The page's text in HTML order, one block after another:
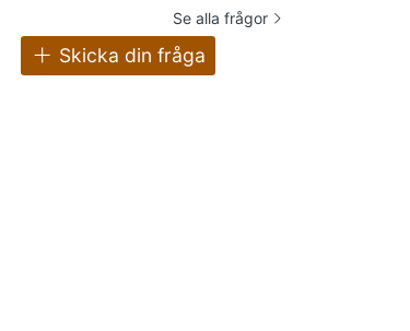
Se alla frågor
Skicka din fråga